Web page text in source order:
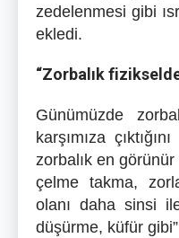
zedelenmesi gibi
ekledi.
“Zorbalık
Günümüzde
karşımıza
zorbalık en
çelme takma,
olanı daha sinsi
düşürme, küfür